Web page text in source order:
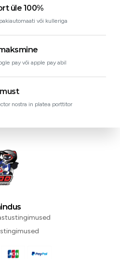
üle 100%
või kulleriga
pay või apple pay abil
nostra in platea porttitor